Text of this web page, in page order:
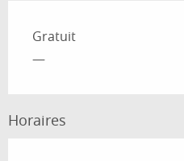
Tarifs 2026
Gratuit
—
Horaires